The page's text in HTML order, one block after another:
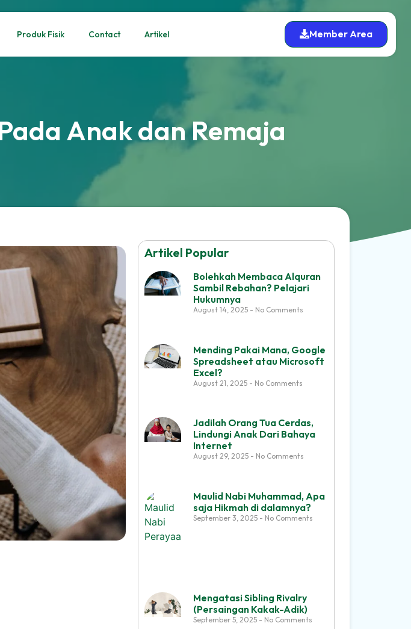
Produk Fisik Contact Artikel Member Area
Anak dan Remaja
Artikel Popular
Bolehkah Membaca Alquran
Sambil Rebahan? Pelajari
Hukumnya
August 14, 2025 No Comments
Mending Pakai Mana, Google
Spreadsheet atau Microsoft
Excel?
August 21, 2025 No Comments
Jadilah Orang Tua Cerdas,
Lindungi Anak Dari Bahaya
Internet
August 29, 2025 No Comments
Maulid Nabi Muhammad, Apa
saja Hikmah di dalamnya?
September 3, 2025 No Comments
Mengatasi Sibling Rivalry
(Persaingan Kakak-Adik)
September 5, 2025 No Comments